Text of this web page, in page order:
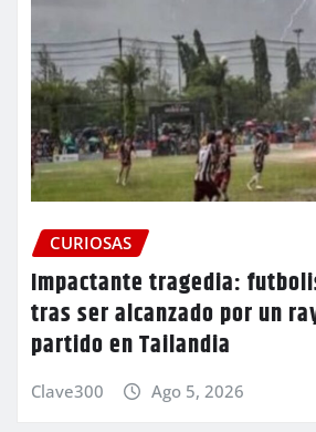
CURIOSAS
Impactante tragedia:
tras ser alcanzado por un
partido en Tailandia
Clave300 Ago 5, 2026